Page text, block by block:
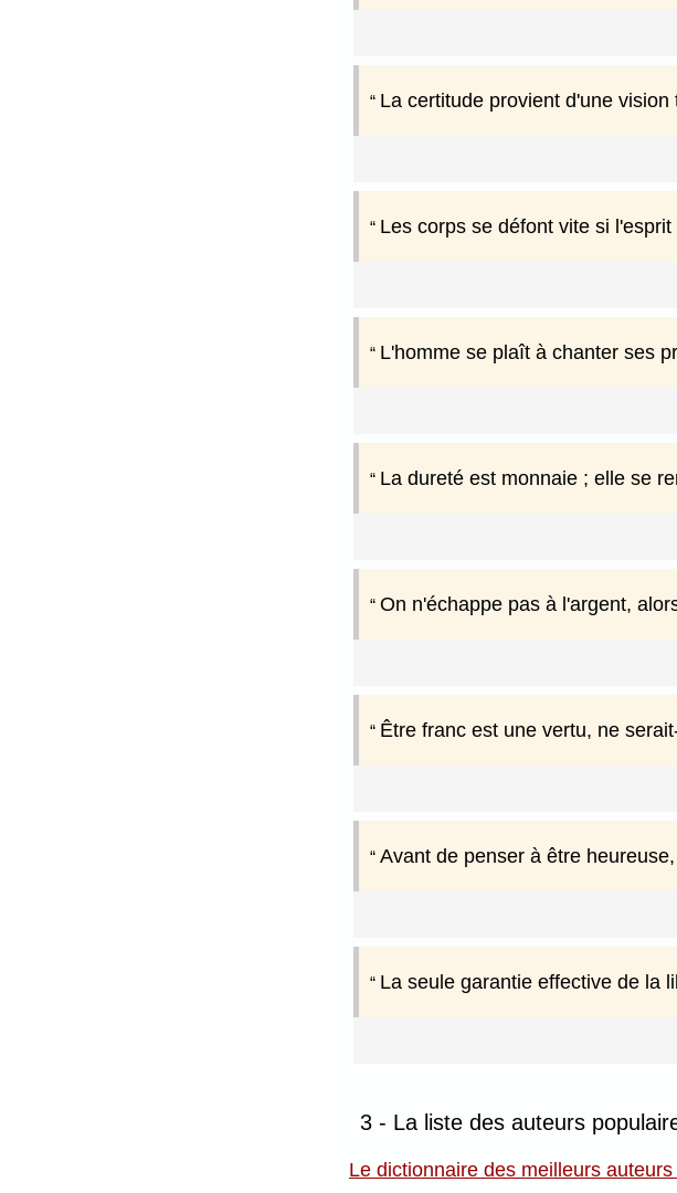
La certitude provient d'une vision
Les corps se défont vite si l'esprit
L'homme se plaît à chanter ses
La dureté est monnaie ; elle se
On n'échappe pas à l'argent,
Être franc est une vertu, ne
Avant de penser à être
La seule garantie effective de la
3 - La liste des auteurs
Le dictionnaire des meilleurs